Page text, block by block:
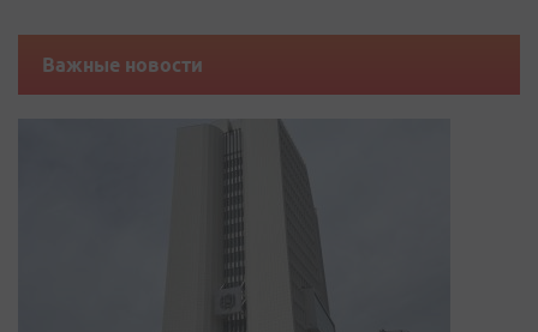
Важные новости